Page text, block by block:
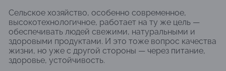
Сельское хозяйство, особенно современное,
высокотехнологичное, работает на ту же цель —
обеспечивать людей свежими, натуральными и
здоровыми продуктами. И это тоже вопрос качества
жизни, но уже с другой стороны — через питание,
здоровье, устойчивость.